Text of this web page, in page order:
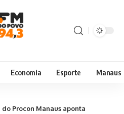
Economia Esporte Manaus
do Procon Manaus aponta